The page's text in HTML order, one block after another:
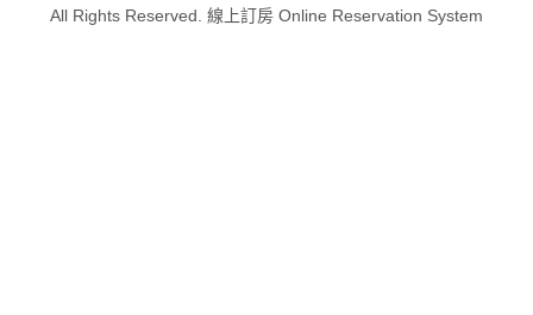
All Rights Reserved. 線上訂房 Online Reservation System